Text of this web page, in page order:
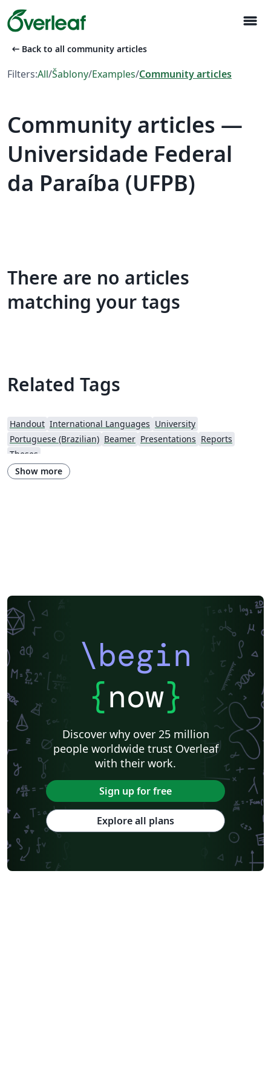
menu
arrow_left_alt Back to all community articles
Filters:All/Šablony/Examples/Community articles
Community articles —
Universidade Federal
da Paraíba (UFPB)
There are no articles
matching your tags
Related Tags
Handout International Languages University
Portuguese (Brazilian) Beamer Presentations Reports
Theses
Show more
\begin
{now}
Discover why over 25 million
people worldwide trust Overleaf
with their work.
Sign up for free
Explore all plans